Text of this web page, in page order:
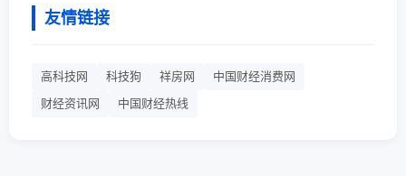
友情链接
高科技网 科技狗 祥房网
中国财经消费网
财经资讯网
中国财经热线